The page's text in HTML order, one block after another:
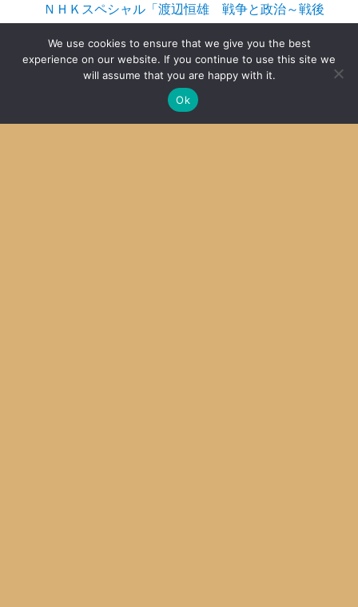
ＮＨＫスペシャル「渡辺恒雄 戦争と政治～戦後
2020
スマホのネット環境のテスト
We use cookies to ensure that we give you the best
experience on our website. If you continue to use this site we
will assume that you are happy with it.
Ok